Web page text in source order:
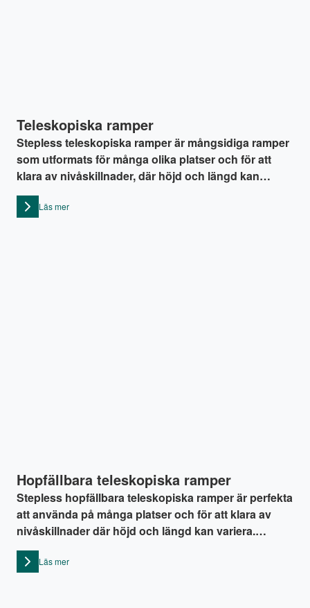
Teleskopiska ramper
Stepless teleskopiska ramper är mångsidiga ramper
som utformats för många olika platser och för att
klara av nivåskillnader, där höjd och längd kan
variera, och där det är viktigt att rampen är lätt.
Läs mer
Hopfällbara teleskopiska ramper
Stepless hopfällbara teleskopiska ramper är perfekta
att använda på många platser och för att klara av
nivåskillnader där höjd och längd kan variera.
Kombinationen av en ramp som är både hopfällbar
och teleskopisk ger extra flexibilitet när det handlar
Läs mer